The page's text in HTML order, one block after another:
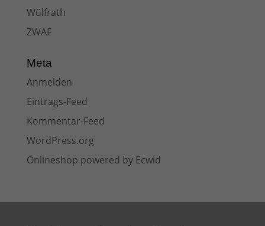
Wülfrath
ZWAF
Meta
Anmelden
Eintrags-Feed
Kommentar-Feed
WordPress.org
Onlineshop powered by Ecwid